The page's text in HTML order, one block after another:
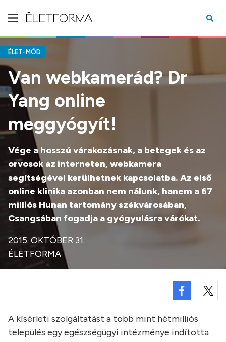
ÉLET-MÓD
Van webkamerád? Dr
Yang online
meggyógyít!
Vége a hosszú várakozásnak, a betegek és az
orvosok az interneten, webkamera
segítségével kerülhetnek kapcsolatba. Az első
online klinika azonban nem nálunk, hanem a 67
milliós Hunan tartomány székvárosában,
Csangsában fogadja a gyógyulásra várókat.
2015. OKTÓBER 31.
ÉLETFORMA
A kísérleti szolgáltatást a több mint hétmilliós
település egy egészségügyi intézménye indította